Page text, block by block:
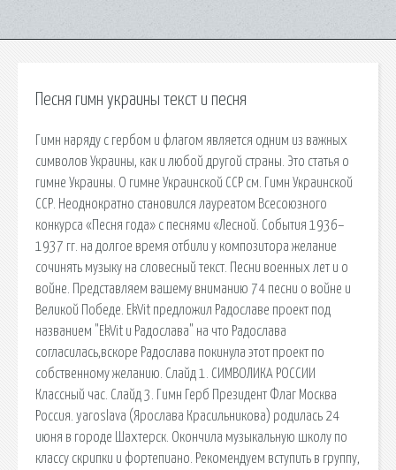
Песня гимн украины текст и песня
Гимн наряду с гербом и флагом является одним из важных
символов Украины, как и любой другой страны. Это статья о
гимне Украины. О гимне Украинской ССР см. Гимн Украинской
ССР. Неоднократно становился лауреатом Всесоюзного
конкурса «Песня года» с песнями «Лесной. События 1936–
1937 гг. на долгое время отбили у композитора желание
сочинять музыку на словесный текст. Песни военных лет и о
войне. Представляем вашему вниманию 74 песни о войне и
Великой Победе. EkVit предложил Радославе проект под
названием "EkVit и Радослава" на что Радослава
согласилась,вскоре Радослава покинула этот проект по
собственному желанию. Слайд 1. СИМВОЛИКА РОССИИ
Классный час. Слайд 3. Гимн Герб Президент Флаг Москва
Россия. yaroslava (Ярослава Красильникова) родилась 24
июня в городе Шахтерск. Окончила музыкальную школу по
классу скрипки и фортепиано. Рекомендуем вступить в группу,